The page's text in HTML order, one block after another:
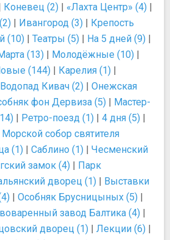
Коневец (2) | «Лахта Центр» (4) |
| Ивангород (3) | Крепость
(10) | Театры (5) | На 5 дней (9) |
(13) | Молодёжные (10) |
(144) | Карелия (1) |
Водопад Кивач (2) | Онежская
фон Дервиза (5) | Мастер-
| Ретро-поезд (1) | 4 дня (5) |
Морской собор святителя
(1) | Саблино (1) | Чесменский
замок (4) | Парк
дворец (1) | Выставки
| Особняк Брусницыных (5) |
завод Балтика (4) |
дворец (1) | Лекции (6) |